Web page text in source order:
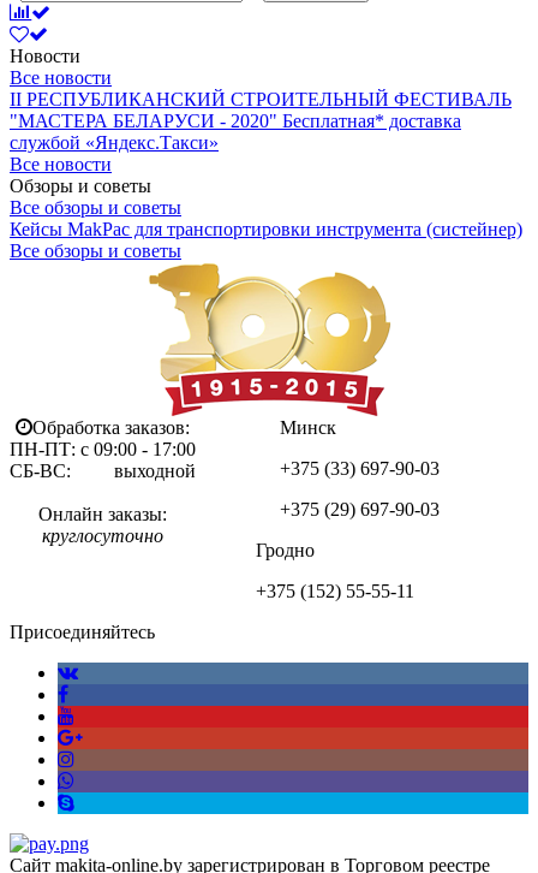
Новости
Все новости
II РЕСПУБЛИКАНСКИЙ СТРОИТЕЛЬНЫЙ ФЕСТИВАЛЬ
"МАСТЕРА БЕЛАРУСИ - 2020" Бесплатная* доставка
службой «Яндекс.Такси»
Все новости
Обзоры и советы
Все обзоры и советы
Кейсы MakPac для транспортировки инструмента (систейнер)
Все обзоры и советы
Обработка заказов:
ПН-ПТ: с 09:00 - 17:00
СБ-ВС: выходной
Онлайн заказы:
круглосуточно
Минск
+375 (33) 697-90-03
+375 (29) 697-90-03
Гродно
+375 (152) 55-55-11
Присоединяйтесь
Сайт makita-online.by зарегистрирован в Торговом реестре